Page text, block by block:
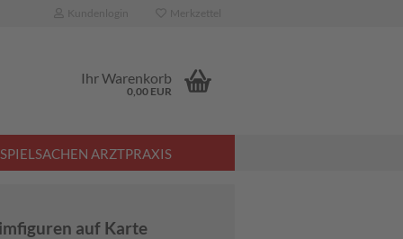
Kundenlogin Merkzettel
Ihr Warenkorb
0,00 EUR
SPIELSACHEN ARZTPRAXIS
auf Karte